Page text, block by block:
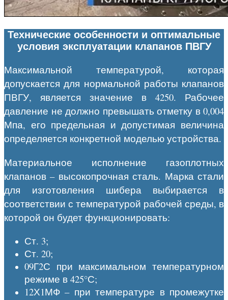
Технические особенности и оптимальные
условия эксплуатации клапанов ПВГУ
Максимальной температурой, которая
допускается для нормальной работы клапанов
ПВГУ, является значение в 4250. Рабочее
давление не должно превышать отметку в 0,004
Мпа, его предельная и допустимая величина
определяется конкретной моделью устройства.
Материальное исполнение газоплотных
клапанов – высокопрочная сталь. Марка стали
для изготовления шибера выбирается в
соответствии с температурой рабочей среды, в
которой он будет функционировать:
Ст. 3;
Ст. 20;
09Г2С при максимальном температурном
режиме в 425°С;
12Х1МФ – при температуре в промежутке